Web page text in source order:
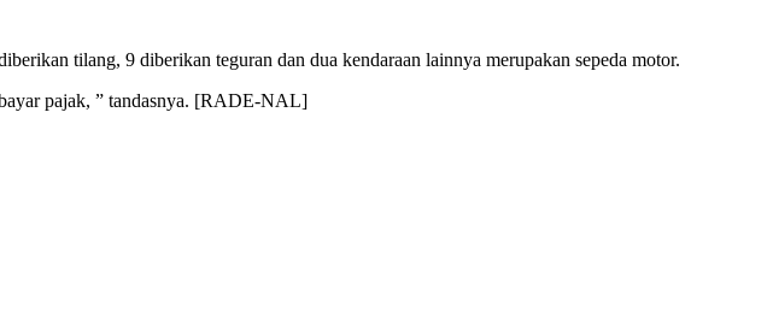
tilang, 9 diberikan teguran dan dua kendaraan lainnya merupakan sepeda motor.
pajak, ” tandasnya. [RADE-NAL]